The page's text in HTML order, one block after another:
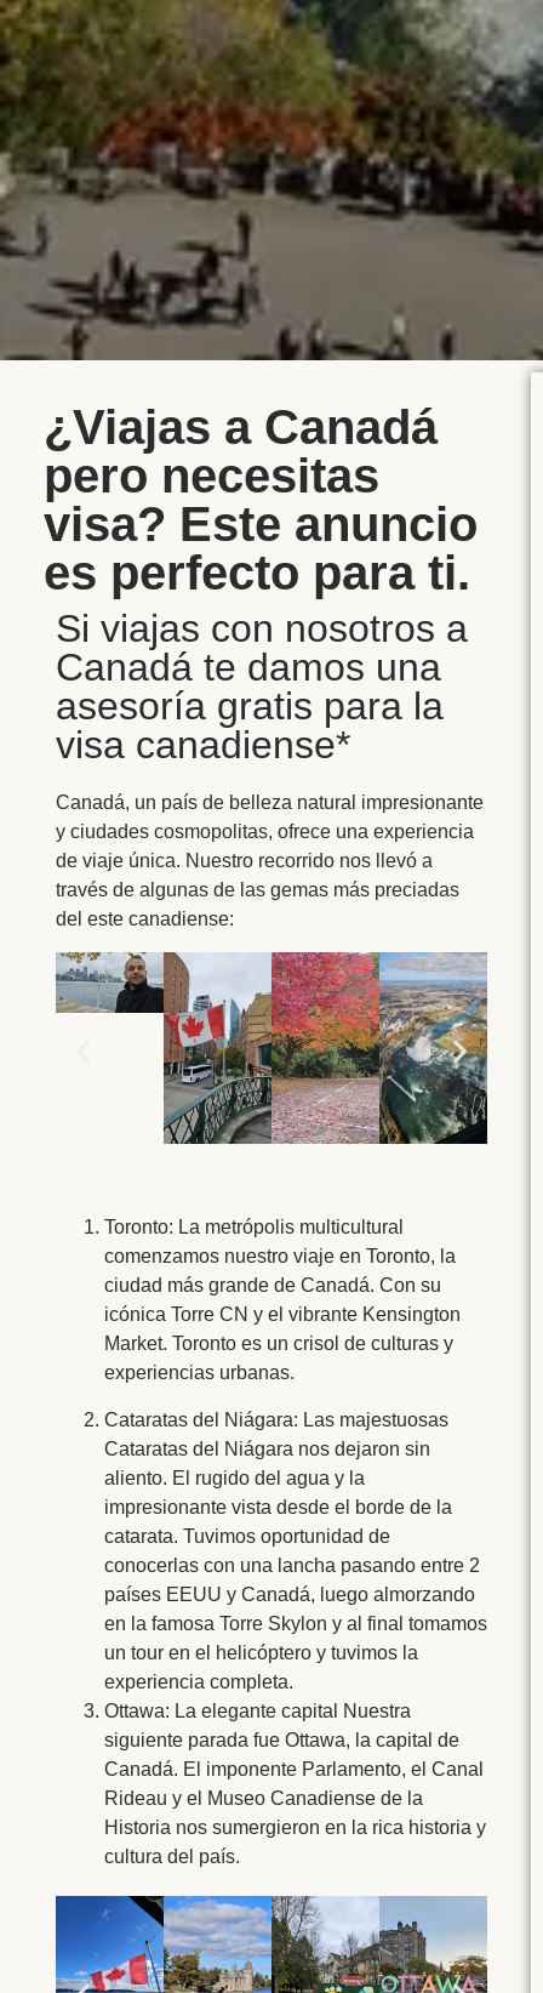
¿Viajas a Canadá
pero necesitas
visa? Este anuncio
es perfecto para ti.
Si viajas con nosotros a
Canadá te damos una
asesoría gratis para la
visa canadiense*
Canadá, un país de belleza natural impresionante
y ciudades cosmopolitas, ofrece una experiencia
de viaje única. Nuestro recorrido nos llevó a
través de algunas de las gemas más preciadas
del este canadiense:
Toronto: La metrópolis multicultural
comenzamos nuestro viaje en Toronto, la
ciudad más grande de Canadá. Con su
icónica Torre CN y el vibrante Kensington
Market. Toronto es un crisol de culturas y
experiencias urbanas.
Cataratas del Niágara: Las majestuosas
Cataratas del Niágara nos dejaron sin
aliento. El rugido del agua y la
impresionante vista desde el borde de la
catarata. Tuvimos oportunidad de
conocerlas con una lancha pasando entre 2
países EEUU y Canadá, luego almorzando
en la famosa Torre Skylon y al final tomamos
un tour en el helicóptero y tuvimos la
experiencia completa.
Ottawa: La elegante capital Nuestra
siguiente parada fue Ottawa, la capital de
Canadá. El imponente Parlamento, el Canal
Rideau y el Museo Canadiense de la
Historia nos sumergieron en la rica historia y
cultura del país.